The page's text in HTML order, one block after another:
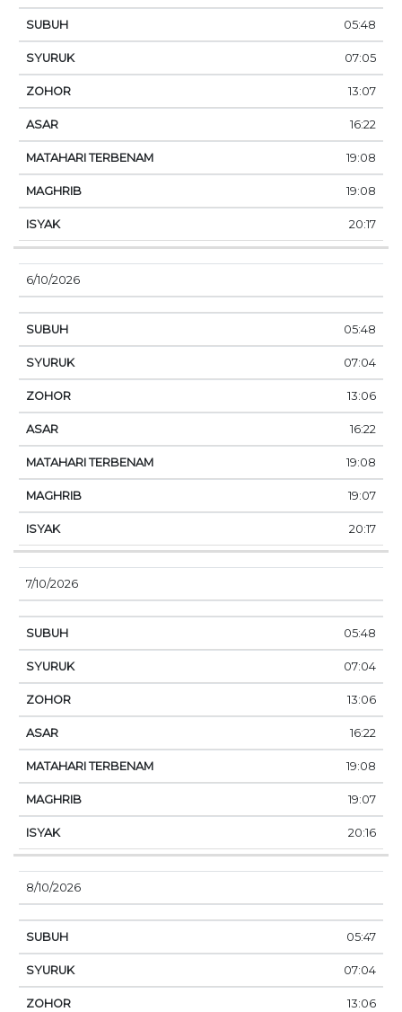
05:48
07:05
13:07
16:22
19:08
19:08
20:17
6/10/2026
05:48
07:04
13:06
16:22
19:08
19:07
20:17
7/10/2026
05:48
07:04
13:06
16:22
19:08
19:07
20:16
8/10/2026
05:47
07:04
13:06